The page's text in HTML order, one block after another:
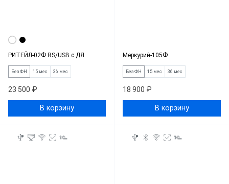
РИТЕЙЛ-02Ф RS/USB с ДЯ
Без ФН 15 мес 36 мес
23 500 ₽
В корзину
Меркурий-105Ф
Без ФН 15 мес 36 мес
18 900 ₽
В корзину